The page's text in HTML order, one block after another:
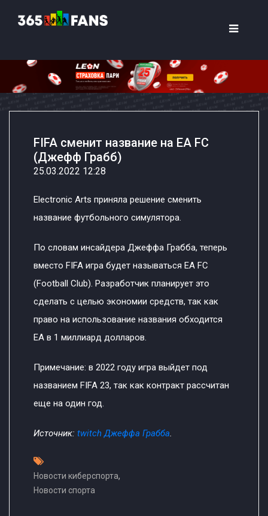
FIFA сменит название на EA FC
(Джефф Грабб)
25.03.2022 12:28
Electronic Arts приняла решение сменить
название футбольного симулятора.
По словам инсайдера Джеффа Грабба, теперь
вместо FIFA игра будет называться EA FC
(Football Club). Разработчик планирует это
сделать с целью экономии средств, так как
право на использование названия обходится
EA в 1 миллиард долларов.
Примечание: в 2022 году игра выйдет под
названием FIFA 23, так как контракт рассчитан
еще на один год.
Источник: twitch Джеффа Грабба.
Новости киберспорта,
Новости спорта